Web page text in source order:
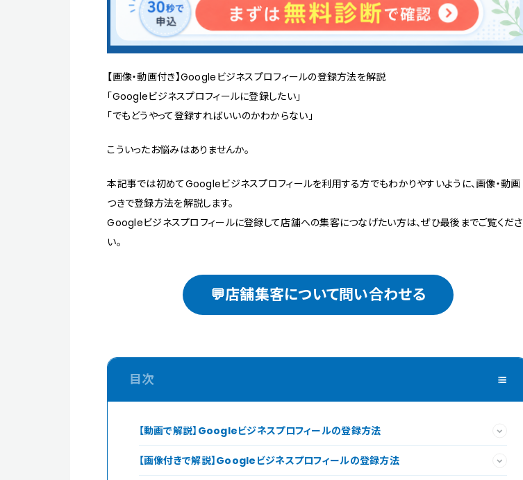
【画像・動画付き】Googleビジネスプロフィールの登録方法を解説
「Googleビジネスプロフィールに登録したい」
「でもどうやって登録すればいいのかわからない」
こういったお悩みはありませんか。
本記事では初めてGoogleビジネスプロフィールを利用する方でもわかりやすいように、画像・動画
つきで登録方法を解説します。
Googleビジネスプロフィールに登録して店舗への集客につなげたい方は、ぜひ最後までご覧くださ
い。
💬店舗集客について問い合わせる
【動画で解説】Googleビジネスプロフィールの登録方法
【画像付きで解説】Googleビジネスプロフィールの登録方法